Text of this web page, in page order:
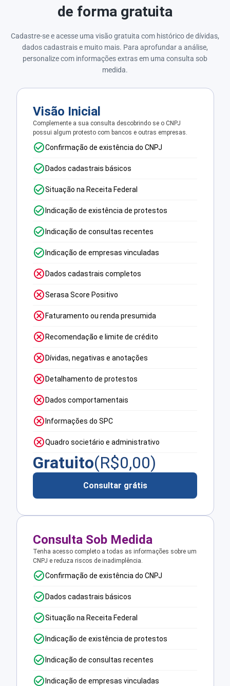
de forma gratuita
Cadastre-se e acesse uma visão gratuita com histórico de dívidas,
dados cadastrais e muito mais. Para aprofundar a análise,
personalize com informações extras em uma consulta sob
medida.
Visão Inicial
Complemente a sua consulta descobrindo se o CNPJ
possui algum protesto com bancos e outras empresas.
Confirmação de existência do CNPJ
Dados cadastrais básicos
Situação na Receita Federal
Indicação de existência de protestos
Indicação de consultas recentes
Indicação de empresas vinculadas
Dados cadastrais completos
Serasa Score Positivo
Faturamento ou renda presumida
Recomendação e limite de crédito
Dívidas, negativas e anotações
Detalhamento de protestos
Dados comportamentais
Informações do SPC
Quadro societário e administrativo
Gratuito(R$0,00)
Consultar grátis
Consulta Sob Medida
Tenha acesso completo a todas as informações sobre um
CNPJ e reduza riscos de inadimplência.
Confirmação de existência do CNPJ
Dados cadastrais básicos
Situação na Receita Federal
Indicação de existência de protestos
Indicação de consultas recentes
Indicação de empresas vinculadas